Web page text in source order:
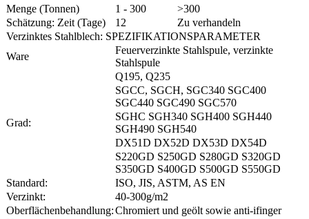
Menge (Tonnen) 1 - 300
>300
Schätzung: Zeit (Tage)
12
Zu verhandeln
Verzinktes Stahlblech: SPEZIFIKATIONSPARAMETER
Ware
Feuerverzinkte Stahlspule, verzinkte
Stahlspule
Grad:
Q195, Q235
SGCC, SGCH, SGC340 SGC400
SGC440 SGC490 SGC570
SGHC SGH340 SGH400 SGH440
SGH490 SGH540
DX51D DX52D DX53D DX54D
S220GD S250GD S280GD S320GD
S350GD S400GD S500GD S550GD
Standard:
ISO, JIS, ASTM, AS EN
Verzinkt:
40-300g/m2
Oberflächenbehandlung:Chromiert und geölt sowie anti-ifinger